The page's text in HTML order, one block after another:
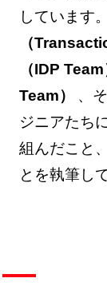
しています。
（
（IDP Team
Team）
、
ジニアたち
組んだこと
とを執筆し